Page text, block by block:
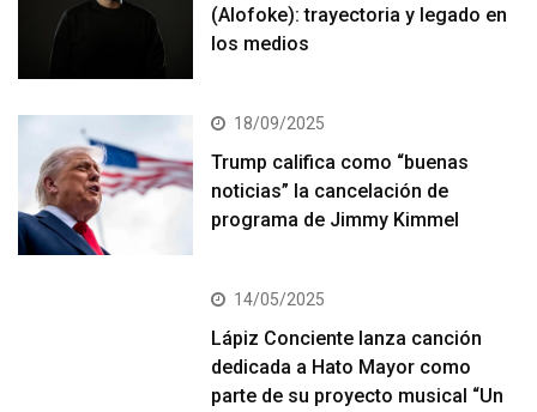
(Alofoke): trayectoria y legado en
los medios
18/09/2025
Trump califica como “buenas
noticias” la cancelación de
programa de Jimmy Kimmel
14/05/2025
Lápiz Conciente lanza canción
dedicada a Hato Mayor como
parte de su proyecto musical “Un